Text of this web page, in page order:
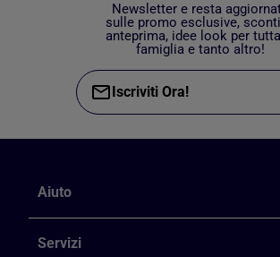
Newsletter e resta
sulle promo esclusive,
anteprima, idee look per
famiglia e tanto altro!
Iscriviti Ora!
Aiuto
Servizi